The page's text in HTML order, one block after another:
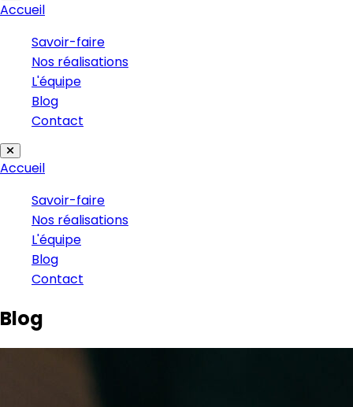
Accueil
Savoir-faire
Nos réalisations
L'équipe
Blog
Contact
Accueil
Savoir-faire
Nos réalisations
L'équipe
Blog
Contact
Blog